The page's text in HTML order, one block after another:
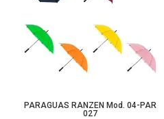
PARAGUAS RANZEN Mod. 04-PAR
027